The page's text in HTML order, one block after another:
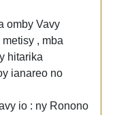
omby Vavy
, mba
hitarika
ianareo no
io : ny Ronono